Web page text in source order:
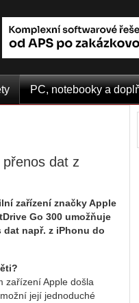
PC, notebooky a
dat z
zařízení značky Apple
Go 300 umožňuje
např. z iPhonu do
zařízení Apple došla
její jednoduché